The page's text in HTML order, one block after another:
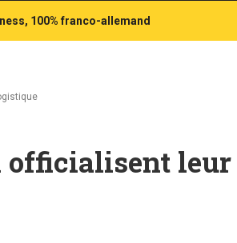
100% franco-allemand
officialisent leur